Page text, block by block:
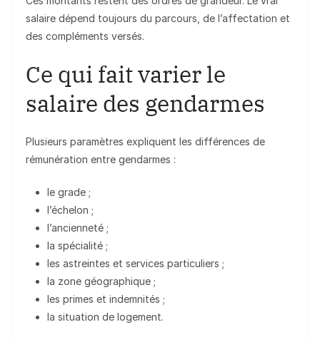
salaire dépend toujours du parcours, de l’affectation et
des compléments versés.
Ce qui fait varier le
salaire des gendarmes
Plusieurs paramètres expliquent les différences de
rémunération entre gendarmes :
le grade ;
l’échelon ;
l’ancienneté ;
la spécialité ;
les astreintes et services particuliers ;
la zone géographique ;
les primes et indemnités ;
la situation de logement.